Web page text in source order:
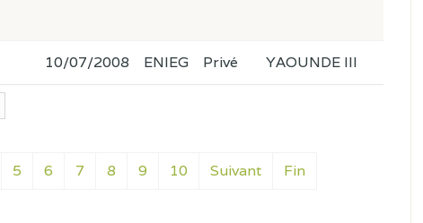
5 6 7 8 9 10 Suivant Fin
10/07/2008 ENIEG Privé YAOUNDE III